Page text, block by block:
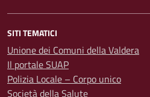
SITI TEMATICI
Unione dei Comuni della Valdera
Il portale SUAP
Polizia Locale – Corpo unico
Società della Salute